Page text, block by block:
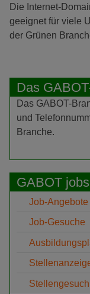
Die Internet-
geeignet für viele
der Grünen
Das
Das GABOT-
und
Branche.
GABOT jobs
Job-Angebote
Job-Gesuche